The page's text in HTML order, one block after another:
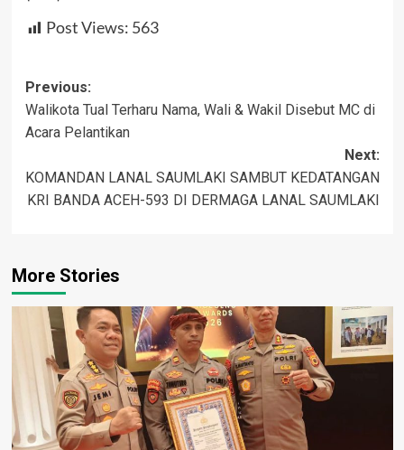
Post Views: 563
Post
navigation
Previous:
Walikota Tual Terharu Nama, Wali & Wakil Disebut MC di
Acara Pelantikan
Next:
KOMANDAN LANAL SAUMLAKI SAMBUT KEDATANGAN
KRI BANDA ACEH-593 DI DERMAGA LANAL SAUMLAKI
More Stories